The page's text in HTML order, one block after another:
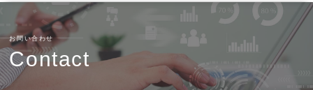
お問い合わせ
Contact